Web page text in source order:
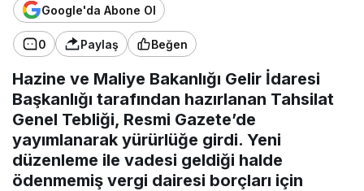
Google'da Abone Ol
0 Paylaş Beğen
Hazine ve Maliye Bakanlığı Gelir İdaresi
Başkanlığı tarafından hazırlanan Tahsilat
Genel Tebliği, Resmi Gazete’de
yayımlanarak yürürlüğe girdi. Yeni
düzenleme ile vadesi geldiği halde
ödenmemiş vergi dairesi borçları için